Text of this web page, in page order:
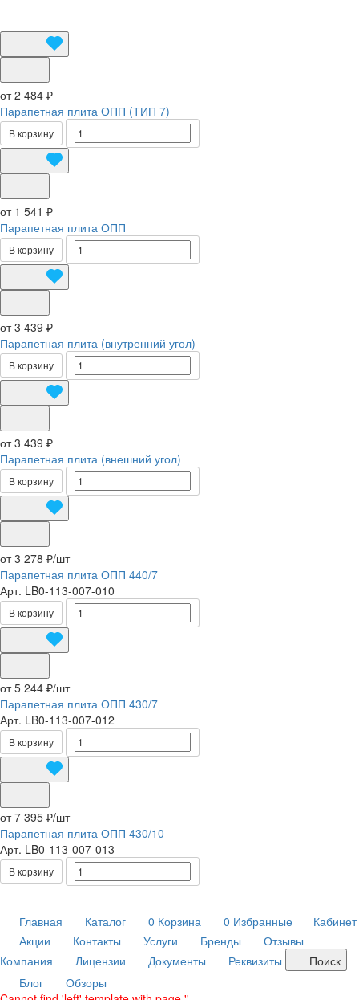
от 2 484 ₽
Парапетная плита ОПП (ТИП 7)
В корзину
от 1 541 ₽
Парапетная плита ОПП
В корзину
от 3 439 ₽
Парапетная плита (внутренний угол)
В корзину
от 3 439 ₽
Парапетная плита (внешний угол)
В корзину
от 3 278 ₽/шт
Парапетная плита ОПП 440/7
Арт. LB0-113-007-010
В корзину
от 5 244 ₽/шт
Парапетная плита ОПП 430/7
Арт. LB0-113-007-012
В корзину
от 7 395 ₽/шт
Парапетная плита ОПП 430/10
Арт. LB0-113-007-013
В корзину
Главная Каталог 0 Корзина 0 Избранные
Кабинет
Акции
Контакты Услуги Бренды
Отзывы
Компания
Лицензии Документы Реквизиты
Поиск
Блог
Обзоры